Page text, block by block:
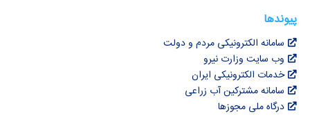
پیوندها
سامانه الکترونیکی مردم و دولت
وب سایت وزارت نیرو
خدمات الکترونیکی ایران
سامانه مشترکین آب زراعی
درگاه ملی مجوزها